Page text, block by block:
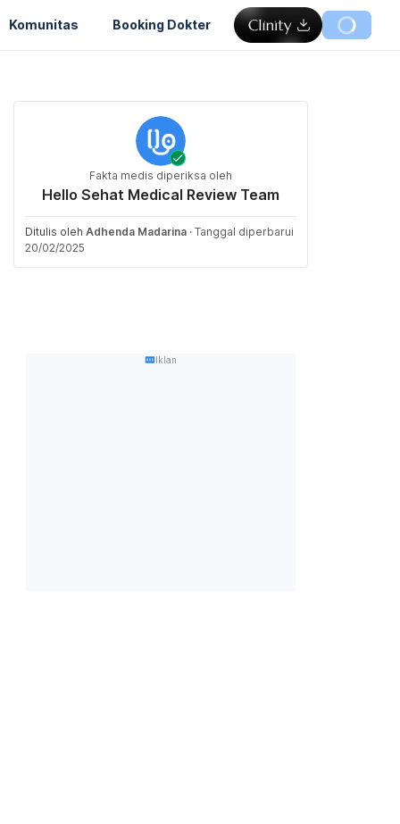
Komunitas Booking Dokter
Fakta medis diperiksa oleh
Hello Sehat Medical Review Team
Ditulis oleh Adhenda Madarina · Tanggal diperbarui
20/02/2025
Iklan